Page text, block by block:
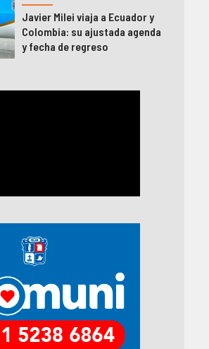
Javier Milei viaja a Ecuador y
Colombia: su ajustada agenda
y fecha de regreso